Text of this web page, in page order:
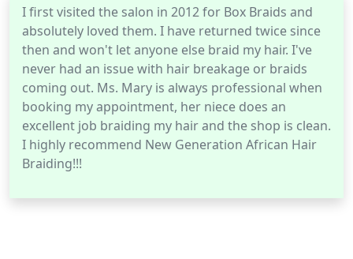
I first visited the salon in 2012 for Box Braids and
absolutely loved them. I have returned twice since
then and won't let anyone else braid my hair. I've
never had an issue with hair breakage or braids
coming out. Ms. Mary is always professional when
booking my appointment, her niece does an
excellent job braiding my hair and the shop is clean.
I highly recommend New Generation African Hair
Braiding!!!